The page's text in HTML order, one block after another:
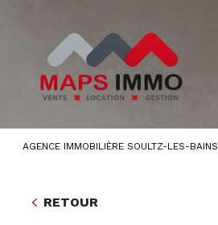
AGENCE IMMOBILIÈRE SOULTZ-LES-BAINS
RETOUR